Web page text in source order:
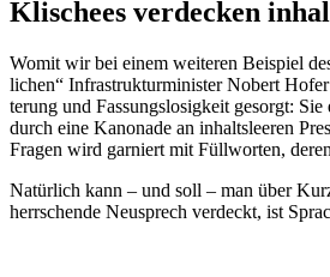
Klischees verdecken
Womit wir bei einem weiteren Beispiel
lichen“ Infra­struk­tur­mi­nister Nobert
terung und Fassungs­lo­sigkeit gesorgt:
durch eine Kanonade an inhalts­leeren
Fragen wird garniert mit Füllworten,
Natürlich kann – und soll – man über
herrschende Neusprech verdeckt, ist